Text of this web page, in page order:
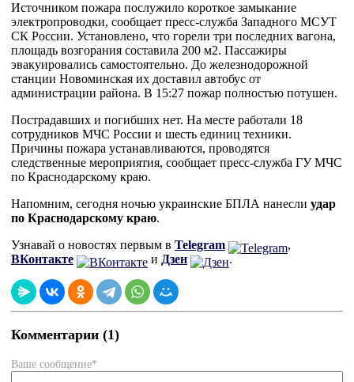
Источником пожара послужило короткое замыкание
электропроводки, сообщает пресс-служба Западного МСУТ
СК России. Установлено, что горели три последних вагона,
площадь возгорания составила 200 м2. Пассажиры
эвакуировались самостоятельно. До железнодорожной
станции Новоминская их доставил автобус от
администрации района. В 15:27 пожар полностью потушен.
Пострадавших и погибших нет. На месте работали 18
сотрудников МЧС России и шесть единиц техники.
Причины пожара устанавливаются, проводятся
следственные мероприятия, сообщает пресс-служба ГУ МЧС
по Краснодарскому краю.
Напомним, сегодня ночью украинские БПЛА нанесли удар
по Краснодарскому краю.
Узнавай о новостях первым в Telegram
,
ВКонтакте
и Дзен .
Комментарии (1)
Ваше сообщение*